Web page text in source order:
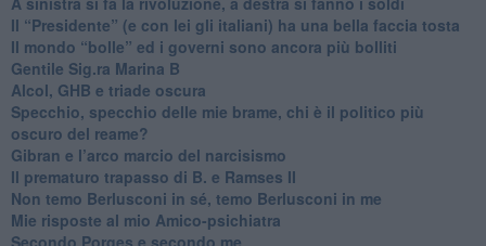
​Il “Presidente” (e con lei gli italiani) ha una bella faccia tosta
​Il mondo “bolle” ed i governi sono ancora più bolliti
​Gentile Sig.ra Marina B
​Alcol, GHB e triade oscura
​Specchio, specchio delle mie brame, chi è il politico più
oscuro del reame?
​Gibran e l’arco marcio del narcisismo
​Il prematuro trapasso di B. e Ramses II
​Non temo Berlusconi in sé, temo Berlusconi in me
​Mie risposte al mio Amico-psichiatra
​Secondo Porges e secondo me